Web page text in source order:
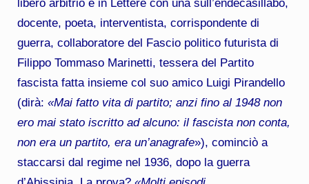
libero arbitrio e in Lettere con una sull’endecasillabo,
docente, poeta, interventista, corrispondente di
guerra, collaboratore del Fascio politico futurista di
Filippo Tommaso Marinetti, tessera del Partito
fascista fatta insieme col suo amico Luigi Pirandello
(dirà: «Mai fatto vita di partito; anzi fino al 1948 non
ero mai stato iscritto ad alcuno: il fascista non conta,
non era un partito, era un’anagrafe»), cominciò a
staccarsi dal regime nel 1936, dopo la guerra